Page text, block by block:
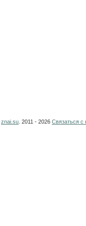
znai.su . 2011 - 2026 Связаться с